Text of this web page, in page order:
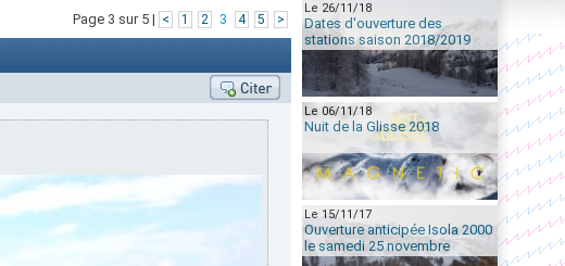
Page 3 sur 5 | < 1 2 3 4 5 >
Le 26/11/18
Dates d'ouverture des
stations saison 2018/2019
Le 06/11/18
Nuit de la Glisse 2018
Le 15/11/17
Ouverture anticipée Isola 2000
le samedi 25 novembre